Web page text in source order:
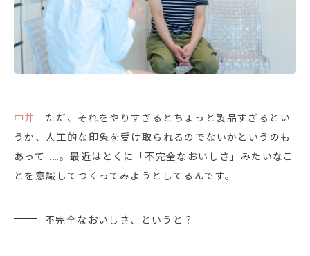
中井
ただ、それをやりすぎるとちょっと製品すぎるとい
うか、人工的な印象を受け取られるのでないかというのも
あって……。最近はとくに「不完全なおいしさ」みたいなこ
とを意識してつくってみようとしてるんです。
不完全なおいしさ、というと？